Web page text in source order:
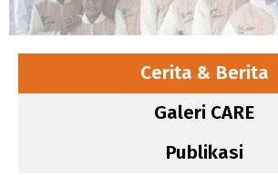
Cerita & Berita
Galeri CARE
Publikasi